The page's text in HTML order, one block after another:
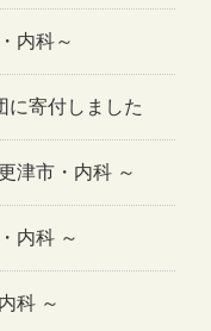
内科～
に寄付しました
津市・内科 ～
内科 ～
科 ～